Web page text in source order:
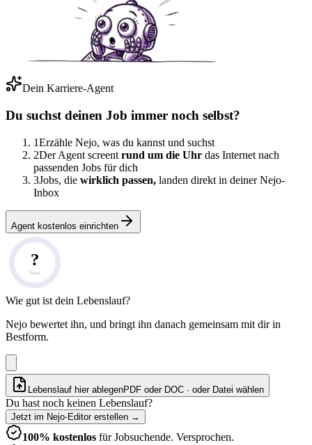
Dein Karriere-Agent
Du suchst deinen Job immer noch selbst?
1Erzähle Nejo, was du kannst und suchst
2Der Agent screent rund um die Uhr das Internet nach
passenden Jobs für dich
3Jobs, die wirklich passen, landen direkt in deiner Nejo-
Inbox
Agent kostenlos einrichten
?
Note
Wie gut ist dein Lebenslauf?
Nejo bewertet ihn, und bringt ihn danach gemeinsam mit dir in
Bestform.
Lebenslauf hier ablegenPDF oder DOC · oder Datei wählen
Du hast noch keinen Lebenslauf?
Jetzt im Nejo-Editor erstellen →
100% kostenlos für Jobsuchende. Versprochen.